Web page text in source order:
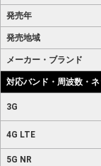
発売年
発売地域
メーカー・ブランド
対応バンド・周波数・
3G
4G LTE
5G NR